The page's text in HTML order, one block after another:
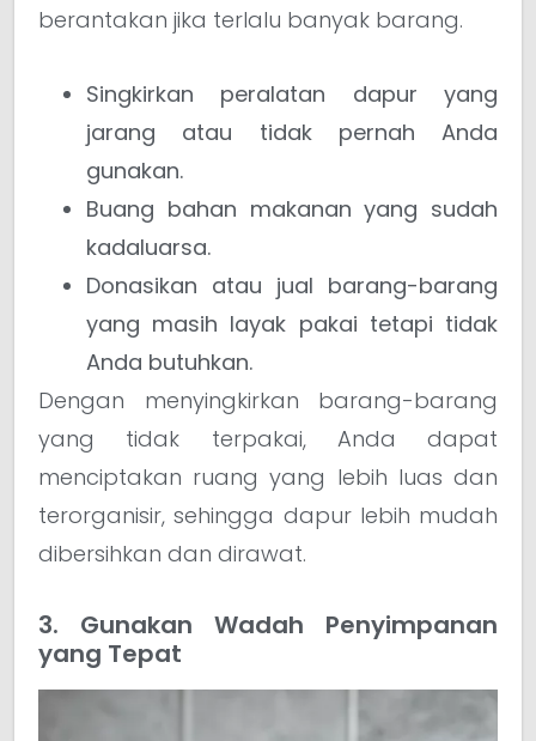
berantakan jika terlalu banyak barang.
Singkirkan peralatan dapur yang
jarang atau tidak pernah Anda
gunakan.
Buang bahan makanan yang sudah
kadaluarsa.
Donasikan atau jual barang-barang
yang masih layak pakai tetapi tidak
Anda butuhkan.
Dengan menyingkirkan barang-barang
yang tidak terpakai, Anda dapat
menciptakan ruang yang lebih luas dan
terorganisir, sehingga dapur lebih mudah
dibersihkan dan dirawat.
3. Gunakan Wadah Penyimpanan
yang Tepat